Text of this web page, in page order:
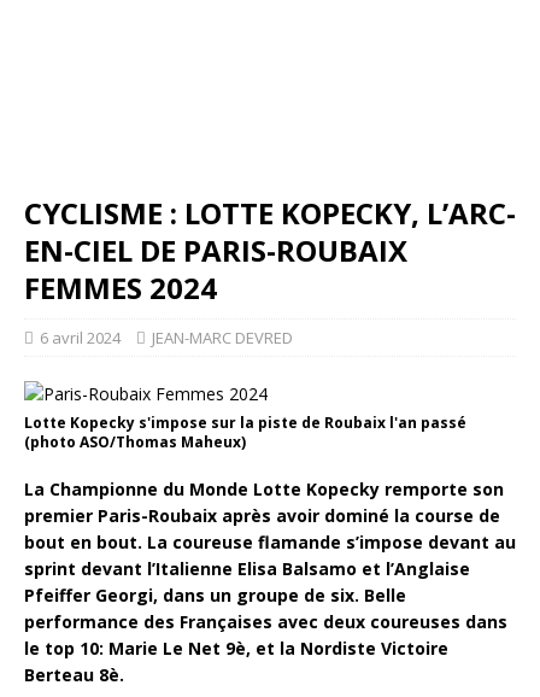
CYCLISME : LOTTE KOPECKY, L’ARC-
EN-CIEL DE PARIS-ROUBAIX
FEMMES 2024
6 avril 2024 JEAN-MARC DEVRED
Lotte Kopecky s'impose sur la piste de Roubaix l'an passé
(photo ASO/Thomas Maheux)
La Championne du Monde Lotte Kopecky remporte son
premier Paris-Roubaix après avoir dominé la course de
bout en bout. La coureuse flamande s’impose devant au
sprint devant l’Italienne Elisa Balsamo et l’Anglaise
Pfeiffer Georgi, dans un groupe de six. Belle
performance des Françaises avec deux coureuses dans
le top 10: Marie Le Net 9è, et la Nordiste Victoire
Berteau 8è.